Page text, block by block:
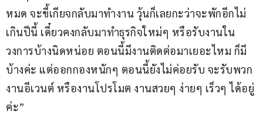
หมด จะขี้เกียจกลับมาทำงาน วุ้นก็เลยกะว่าจะพักอีกไม่
เกินปีนี้ เดี๋ยวคงกลับมาทำธุรกิจใหม่ๆ หรือรับงานใน
วงการบ้างนิดหน่อย ตอนนี้มีงานติดต่อมาเยอะไหม ก็มี
บ้างค่ะ แต่ออกกองหนักๆ ตอนนี้ยังไม่ค่อยรับ จะรับพวก
งานอีเวนต์ หรืองานโปรโมต งานสวยๆ ง่ายๆ เร็วๆ ได้อยู่
ค่ะ”